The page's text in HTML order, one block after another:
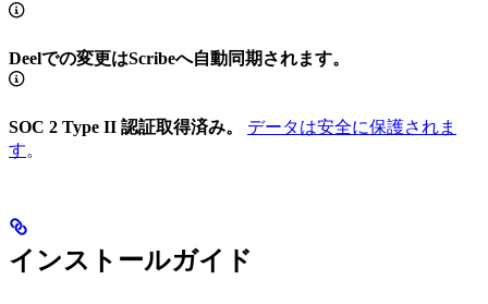
Deelでの変更はScribeへ自動同期されます。
SOC 2 Type II 認証取得済み。
データは安全に保護されま
す。
インストールガイド